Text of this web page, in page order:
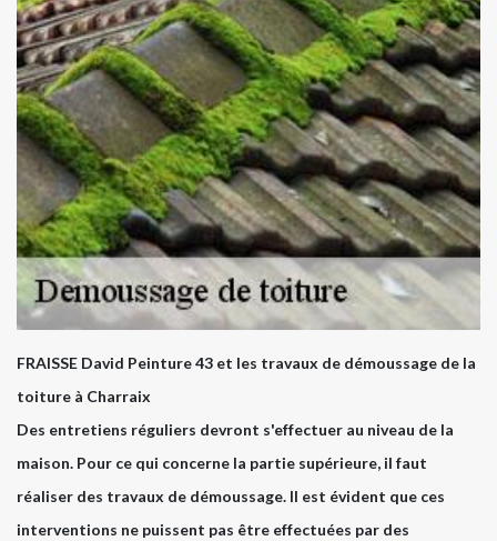
FRAISSE David Peinture 43 et les travaux de démoussage de la
toiture à Charraix
Des entretiens réguliers devront s'effectuer au niveau de la
maison. Pour ce qui concerne la partie supérieure, il faut
réaliser des travaux de démoussage. Il est évident que ces
interventions ne puissent pas être effectuées par des